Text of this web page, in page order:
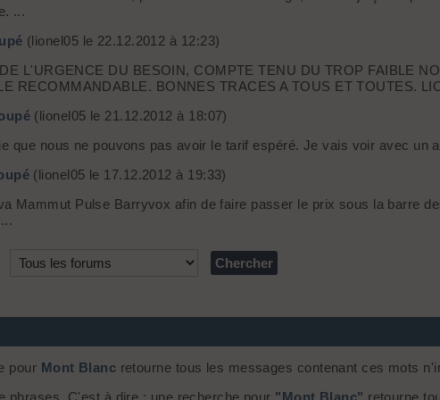
...
(lionel05 le 22.12.2012 à 12:23)
L'URGENCE DU BESOIN, COMPTE TENU DU TROP FAIBLE
RECOMMANDABLE. BONNES TRACES A TOUS ET TOUTES.
(lionel05 le 21.12.2012 à 18:07)
que nous ne pouvons pas avoir le tarif espéré. Je vais voir avec un
(lionel05 le 17.12.2012 à 19:33)
Mammut Pulse Barryvox afin de faire passer le prix sous la barre
pour Mont Blanc retourne tous les messages contenant ces mots